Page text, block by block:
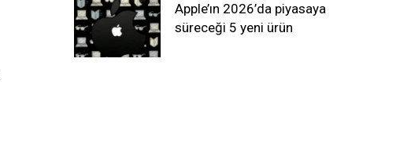
Apple’ın 2026’da piyasaya
süreceği 5 yeni ürün